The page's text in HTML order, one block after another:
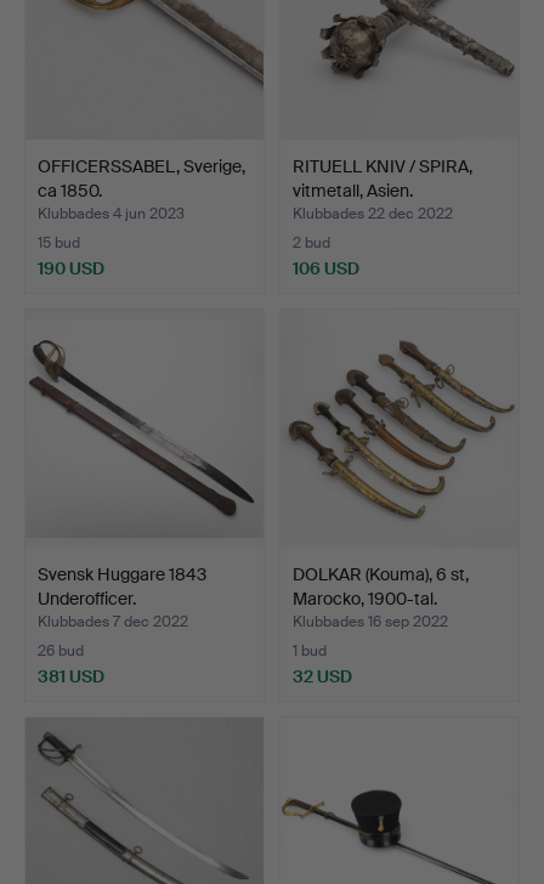
OFFICERSSABEL, Sverige,
ca 1850.
Klubbades 4 jun 2023
15 bud
190 USD
RITUELL KNIV / SPIRA,
vitmetall, Asien.
Klubbades 22 dec 2022
2 bud
106 USD
Svensk Huggare 1843
Underofficer.
Klubbades 7 dec 2022
26 bud
381 USD
DOLKAR (Kouma), 6 st,
Marocko, 1900-tal.
Klubbades 16 sep 2022
1 bud
32 USD